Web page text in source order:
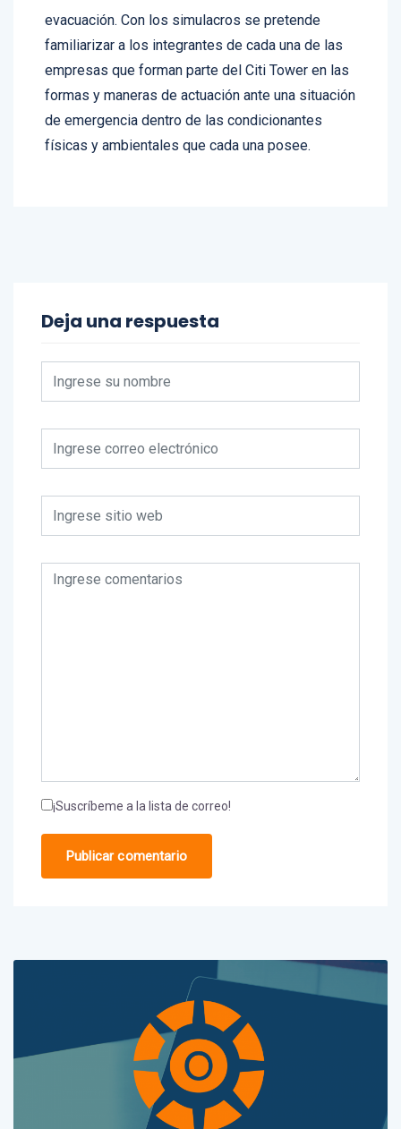
llevan a cabo 2 veces al año simulaciones de
evacuación. Con los simulacros se pretende
familiarizar a los integrantes de cada una de las
empresas que forman parte del Citi Tower en las
formas y maneras de actuación ante una situación
de emergencia dentro de las condicionantes
Deja una respuesta